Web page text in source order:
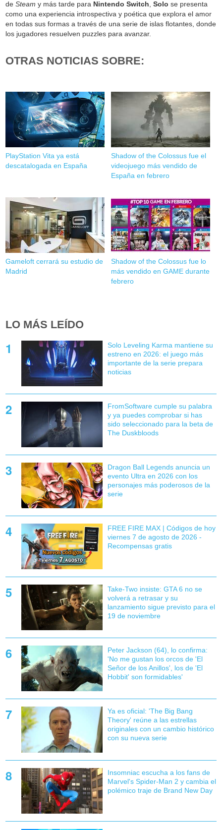
deSteam y más tarde para Nintendo Switch ,Solo se presenta
como una experiencia introspectiva y poética que explora el amor
en todas sus formas a través de una serie de islas flotantes, donde
los jugadores resuelven puzzles para avanzar.
OTRAS NOTICIAS SOBRE:
PlayStation Vita ya está
descatalogada en España
Shadow of the Colossus fue el
videojuego más vendido de
España en febrero
Gameloft cerrará su estudio de
Madrid
Shadow of the Colossus fue lo
más vendido en GAME durante
febrero
LO MÁS LEÍDO
Solo Leveling Karma mantiene su
estreno en 2026: el juego más
importante de la serie prepara
noticias
FromSoftware cumple su palabra
y ya puedes comprobar si has
sido seleccionado para la beta de
The Duskbloods
Dragon Ball Legends anuncia un
evento Ultra en 2026 con los
personajes más poderosos de la
serie
FREE FIRE MAX | Códigos de hoy
viernes 7 de agosto de 2026 -
Recompensas gratis
Take-Two insiste: GTA 6 no se
volverá a retrasar y su
lanzamiento sigue previsto para el
19 de noviembre
Peter Jackson (64), lo confirma:
'No me gustan los orcos de 'El
Señor de los Anillos', los de 'El
Hobbit' son formidables'
Ya es oficial: 'The Big Bang
Theory' reúne a las estrellas
originales con un cambio histórico
con su nueva serie
Insomniac escucha a los fans de
Marvel's Spider-Man 2 y cambia el
polémico traje de Brand New Day